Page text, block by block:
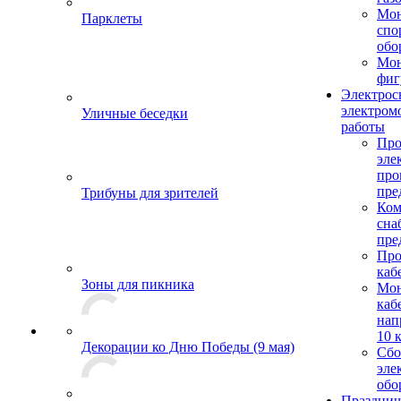
Парклеты
Уличные беседки
Трибуны для зрителей
Зоны для пикника
Декорации ко Дню Победы (9 мая)
работы
10